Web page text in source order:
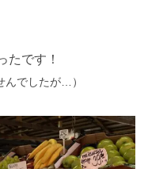
たです！
んでしたが…）